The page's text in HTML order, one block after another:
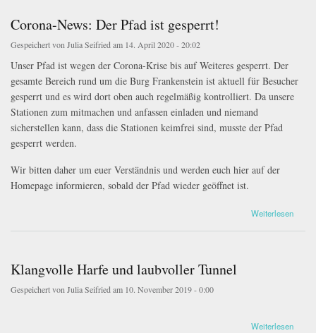
Corona-News: Der Pfad ist gesperrt!
Gespeichert von Julia Seifried am 14. April 2020 - 20:02
Unser Pfad ist wegen der Corona-Krise bis auf Weiteres gesperrt. Der
gesamte Bereich rund um die Burg Frankenstein ist aktuell für Besucher
gesperrt und es wird dort oben auch regelmäßig kontrolliert. Da unsere
Stationen zum mitmachen und anfassen einladen und niemand
sicherstellen kann, dass die Stationen keimfrei sind, musste der Pfad
gesperrt werden.
Wir bitten daher um euer Verständnis und werden euch hier auf der
Homepage informieren, sobald der Pfad wieder geöffnet ist.
Weiterlesen
Klangvolle Harfe und laubvoller Tunnel
Gespeichert von Julia Seifried am 10. November 2019 - 0:00
WhatsApp Image 2019-11-08 at 17.27.46.jpegWeiterlesen